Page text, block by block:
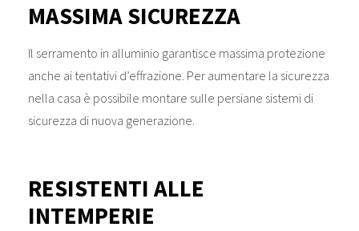
MASSIMA SICUREZZA
Il serramento in alluminio garantisce massima protezione
anche ai tentativi d’effrazione. Per aumentare la sicurezza
nella casa è possibile montare sulle persiane sistemi di
sicurezza di nuova generazione.
RESISTENTI ALLE
INTEMPERIE